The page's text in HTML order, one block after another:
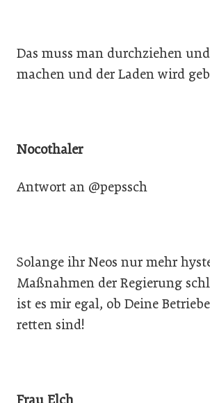
Das muss man durchziehen
machen und der Laden wird
Nocothaler
Antwort an @pepssch
Solange ihr Neos nur mehr
Maßnahmen der Regierung
ist es mir egal, ob Deine
retten sind!